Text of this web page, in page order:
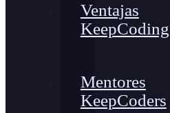
Ventajas
KeepCoding
Mentores
KeepCoders